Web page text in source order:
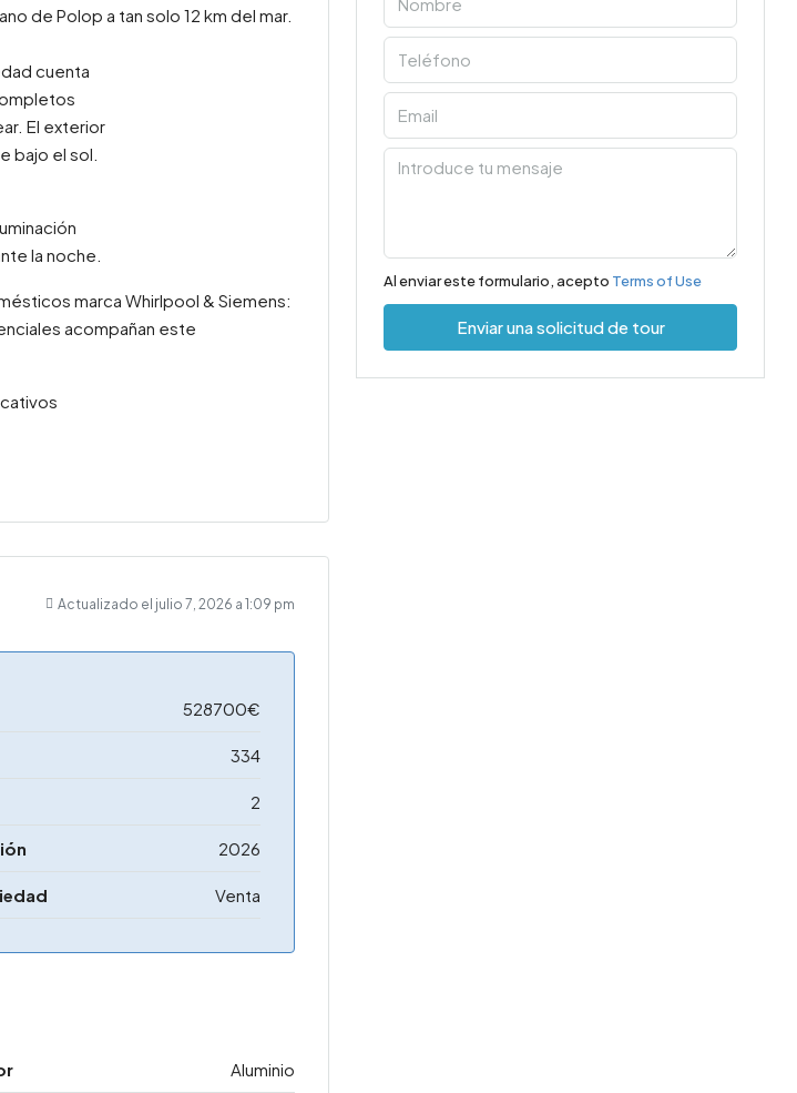
de Polop a tan solo 12 km del mar.
cuenta
El exterior
bajo el sol.
la noche.
marca Whirlpool & Siemens:
acompañan este
Actualizado el julio 7, 2026 a 1:09 pm
528700€
334
2
2026
Venta
Aluminio
Al enviar este formulario, acepto Terms of Use
Enviar una solicitud de tour